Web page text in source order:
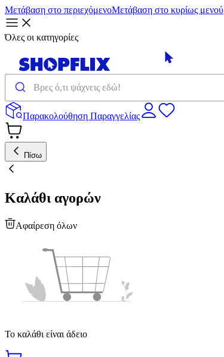
Μετάβαση στο περιεχόμενοΜετάβαση στο κυρίως μενού
Όλες οι κατηγορίες
Παρακολούθηση Παραγγελίας
Πίσω
Καλάθι αγορών
Αφαίρεση όλων
Το καλάθι είναι άδειο